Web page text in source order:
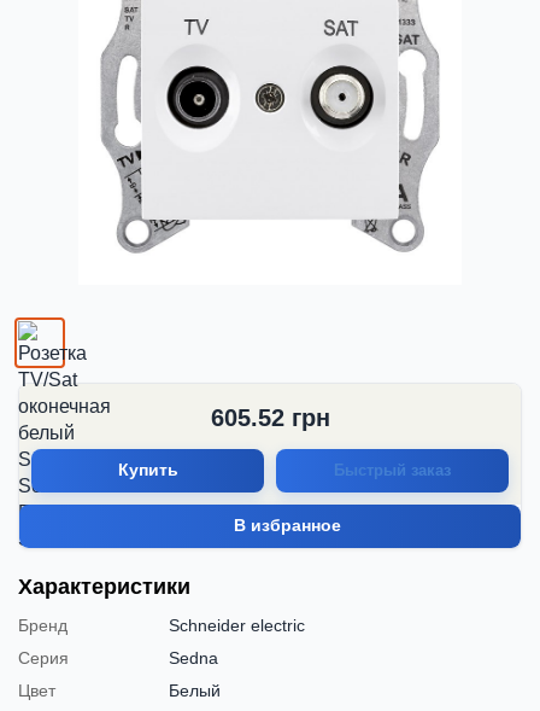
605.52грн
Купить Быстрый заказ
В избранное
Характеристики
Бренд
Schneider electric
Серия
Sedna
Цвет
Белый